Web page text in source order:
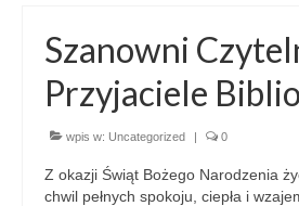
Szanowni
Przyjaciele
wpis w: Uncategorized | 0
Z okazji Świąt Bożego Narodzenia
chwil pełnych spokoju, ciepła i